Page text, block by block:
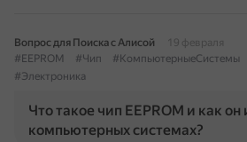
Вопрос для Поиска с Алисой
19 февраля
#EEPROM
#Чип #КомпьютерныеСистемы
#Электроника
Что такое чип EEPROM и как он
компьютерных системах?